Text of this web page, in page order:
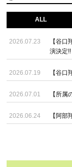
ALL
2026.07.23
【谷
演決定!!
2026.07.19 【谷
2026.07.01 【所
2026.06.24 【阿